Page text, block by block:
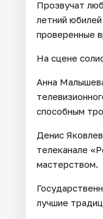
Прозвучат
летний
проверенные
На сцене
Анна
способным
Денис
телеканале
мастерством.
лучшие